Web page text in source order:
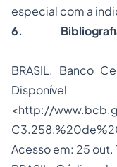
especial com a
6.
BRASIL. Banco
<http://
Acesso em: 25 out.